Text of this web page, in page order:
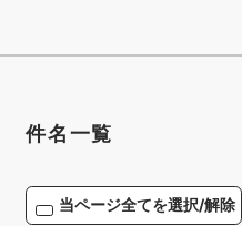
件名一覧
当ページ全てを選択/解除